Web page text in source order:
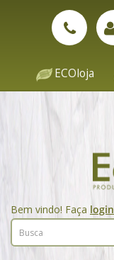
ECOloja
Bem vindo! Faça login